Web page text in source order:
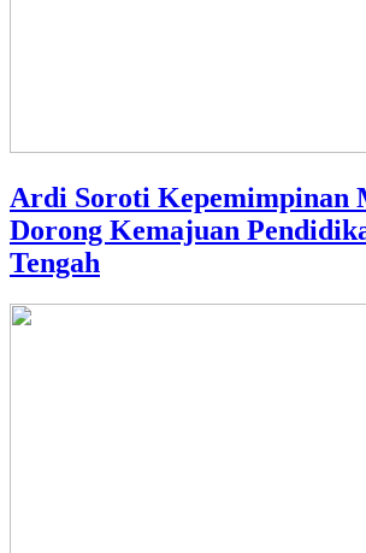
Ardi Soroti Kepemimpinan
Dorong Kemajuan
Tengah